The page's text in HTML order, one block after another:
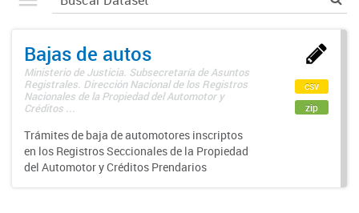
Bajas de autos
Ministerio de Justicia. Subsecretaría de Asuntos
Registrales. Dirección Nacional de los Registros
Nacionales de la Propiedad del Automotor y
Créditos ...
Trámites de baja de automotores inscriptos
en los Registros Seccionales de la Propiedad
del Automotor y Créditos Prendarios
csv
zip